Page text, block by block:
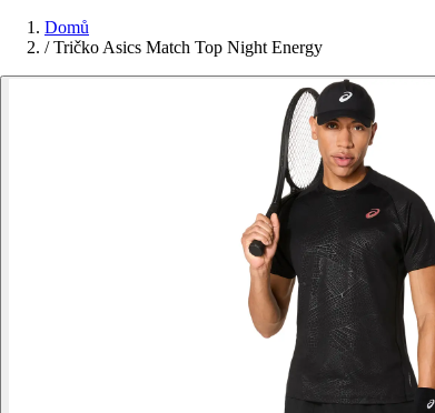
Domů
/ Tričko Asics Match Top Night Energy